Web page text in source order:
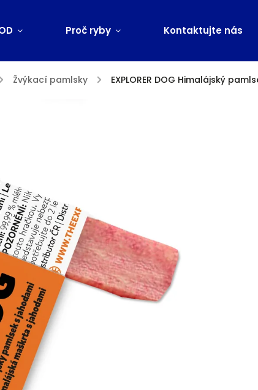
Proč ryby Kontaktujte nás
/ Žvýkací pamlsky / EXPLORER DOG Himalájský